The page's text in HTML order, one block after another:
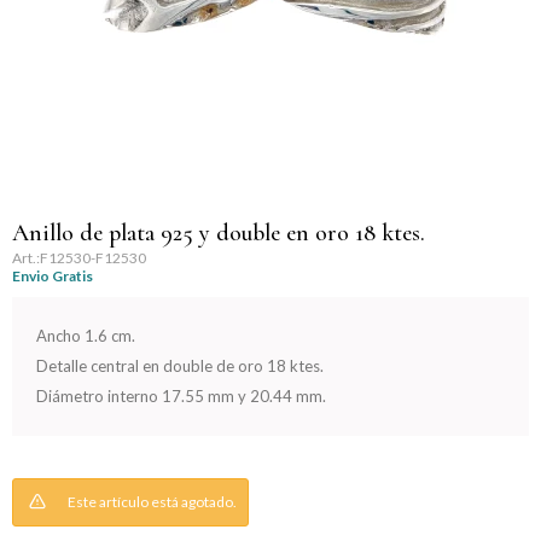
Anillo de plata 925 y double en oro 18 ktes.
F12530-F12530
Envio Gratis
Ancho 1.6 cm.
Detalle central en double de oro 18 ktes.
Diámetro interno 17.55 mm y 20.44 mm.
Este artículo está agotado.
Día del Amigo
Día del Maestro
Día del Padre
Graduación
San Valentín